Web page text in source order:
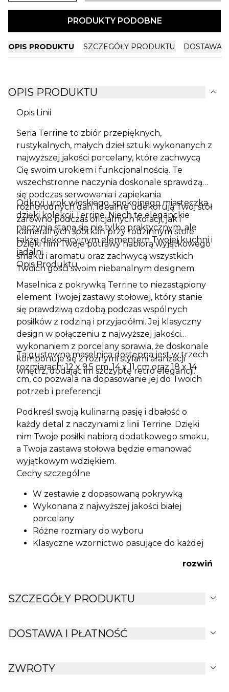
PRODUKTY PODOBNE
OPIS PRODUKTU SZCZEGÓŁY PRODUKTU DOSTAWA
OPIS PRODUKTU expand_more
Opis Linii
Seria Terrine to zbiór przepięknych,
rustykalnych, małych dzieł sztuki wykonanych z
najwyższej jakości porcelany, które zachwycą
Cię swoim urokiem i funkcjonalnością. Te
wszechstronne naczynia doskonale sprawdzą
się podczas serwowania i zapiekania
różnorodnych dań. Idealnie udekorują Twój stół
zarówno podczas oficjalnych kolacji, jak i
kameralnych spotkań przy rodzinnym stole.
Dzięki nim Twoje potrawy nabiorą wyjątkowego
smaku i aromatu oraz zachwycą wszystkich
Twoich gości swoim niebanalnym designem.
Odkryj urok włoskiego, spokojnego miasteczka
dzięki kolekcji Terrine. Niech te eleganckie
naczynia staną się nie tylko praktycznym, ale
także dekoracyjnym elementem Twojej kuchni i
jadalni.
Opis Produktu
Maselnica z pokrywką Terrine to niezastąpiony
element Twojej zastawy stołowej, który stanie
się prawdziwą ozdobą podczas wspólnych
posiłków z rodziną i przyjaciółmi. Jej klasyczny
design w połączeniu z najwyższej jakości
wykonaniem z porcelany sprawia, że doskonale
komponuje się z różnymi stylami aranżacji
wnętrz, dodając im szczyptę retro elegancji.
Ta gustowna maselnica dostępna jest w trzech
rozmiarach: 12 x 9.5 cm, 14 x 11 cm oraz 18 x 14
cm, co pozwala na dopasowanie jej do Twoich
potrzeb i preferencji.
Podkreśl swoją kulinarną pasję i dbałość o
każdy detal z naczyniami z linii Terrine. Dzięki
nim Twoje posiłki nabiorą dodatkowego smaku,
a Twoja zastawa stołowa będzie emanować
wyjątkowym wdziękiem.
Cechy szczególne
W zestawie z dopasowaną pokrywką
Wykonana z najwyższej jakości białej
porcelany
Różne rozmiary do wyboru
Klasyczne wzornictwo pasujące do każdej
rozwiń
SZCZEGÓŁY PRODUKTU expand_more
DOSTAWA I PŁATNOŚĆ expand_more
ZWROTY expand_more